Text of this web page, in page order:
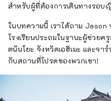
สำหรับผู้ที่ต้องการเดินทางรอ
ในบทความนี้ เราได้ถาม
โรงเรียนประถมในฐานะผู้ช่วยค
ตนันโยะ จังหวัดเอฮิเมะ และจา
กับสถานที่โปรดของพวกเขา!